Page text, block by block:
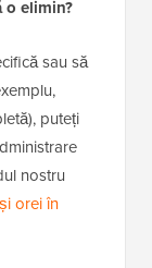
o elimin?
sau să
puteți
nostru
orei în